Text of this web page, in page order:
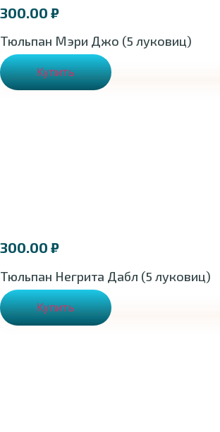
300.00 ₽
Тюльпан Мэри Джо (5 луковиц)
Купить
300.00 ₽
Тюльпан Негрита Дабл (5 луковиц)
Купить